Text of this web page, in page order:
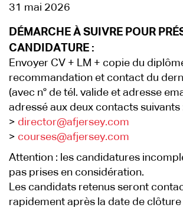
31 mai 2026
DÉMARCHE À SUIVRE POUR
CANDIDATURE :
Envoyer CV + LM + copie du
recommandation et contact du
(avec n° de tél. valide et adresse
adressé aux deux contacts suivants
> director@afjersey.com
> courses@afjersey.com
Attention : les candidatures
pas prises en considération.
Les candidats retenus seront
rapidement après la date de clôture